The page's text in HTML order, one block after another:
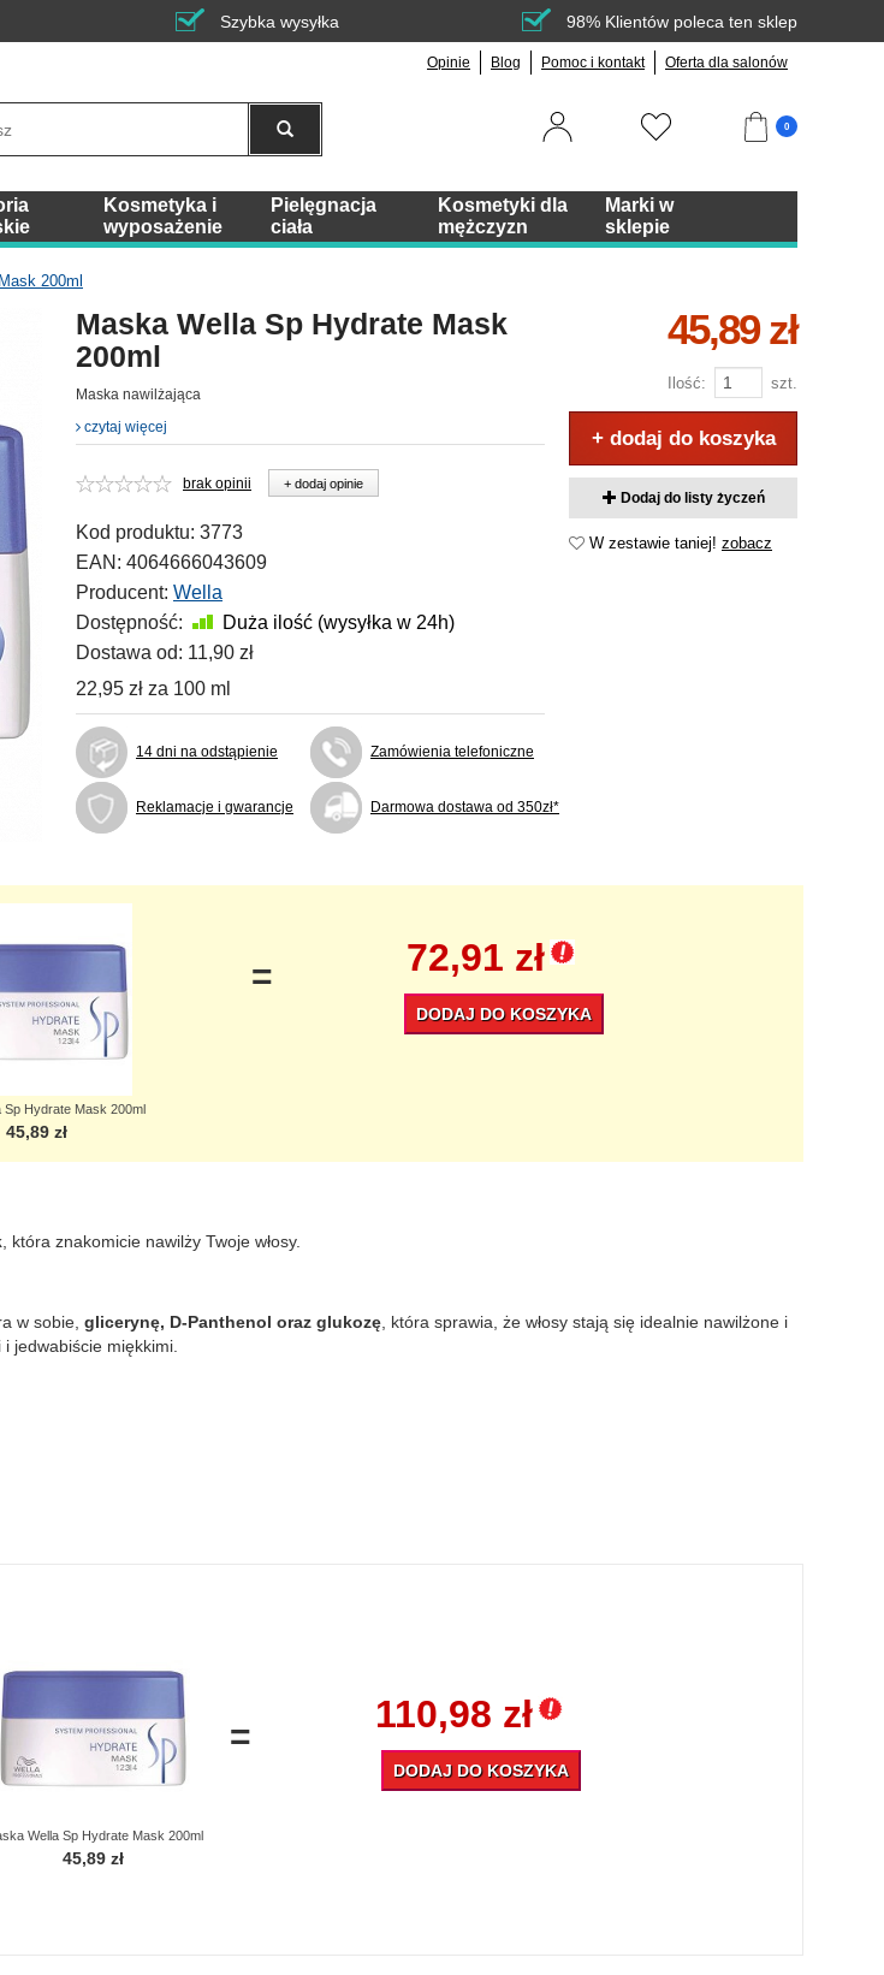
Szybka wysyłka 98% Klientów poleca ten sklep
Opinie Blog Pomoc i kontakt Oferta dla salonów
0
Kosmetyka i
wyposażenie
Pielęgnacja
ciała
Kosmetyki dla
mężczyzn
Marki w
sklepie
200ml
Maska Wella Sp Hydrate Mask
200ml
Maska nawilżająca
czytaj więcej
brak opinii + dodaj opinie
Kod produktu: 3773
EAN: 4064666043609
Producent: Wella
Dostępność:
Duża ilość (wysyłka w 24h)
Dostawa od: 11,90 zł
22,95 zł za 100 ml
14 dni na odstąpienie Zamówienia telefoniczne
Reklamacje i gwarancje Darmowa dostawa od 350zł*
45,89 zł
Ilość: szt.
+ dodaj do koszyka
Dodaj do listy życzeń
W zestawie taniej! zobacz
=
Sp Hydrate Mask 200ml
45,89 zł
72,91 zł
DODAJ DO KOSZYKA
, która znakomicie nawilży Twoje włosy.
w sobie, glicerynę, D-Panthenol oraz glukozę , która sprawia, że włosy stają się idealnie nawilżone i
jedwabiście miękkimi.
=
Wella Sp Hydrate Mask 200ml
45,89 zł
110,98 zł
DODAJ DO KOSZYKA